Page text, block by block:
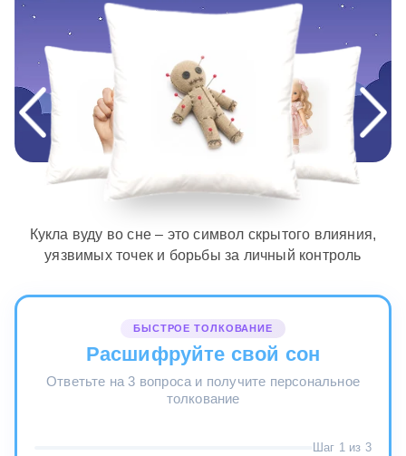
Кукла вуду во сне – это символ скрытого влияния,
уязвимых точек и борьбы за личный контроль
БЫСТРОЕ ТОЛКОВАНИЕ
Расшифруйте свой сон
Ответьте на 3 вопроса и получите персональное
толкование
Шаг 1 из 3